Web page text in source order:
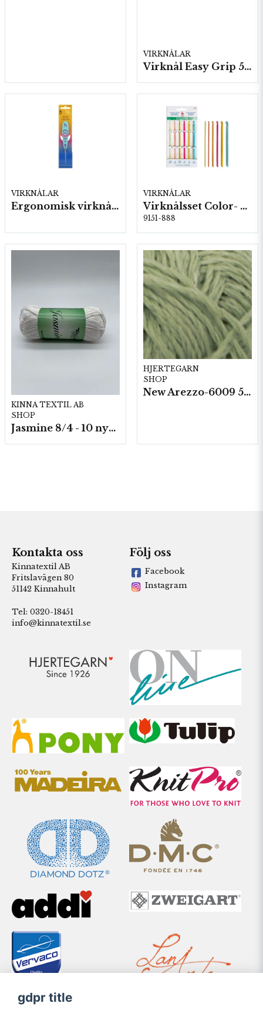
VIRKNÅLAR
Virknål Easy Grip 5 st/fp.
VIRKNÅLAR
Ergonomisk virknål 5 st/ FP, Stål
VIRKNÅLAR
Virknålsset Color- 6 st 2,0-6,0 5st/fp.
9151-888
KINNA TEXTIL AB
SHOP
Jasmine 8/4 - 10 nystan a50g./fp.
HJERTEGARN
SHOP
New Arezzo-6009 50g./nyst. 10 st/fp.
Kontakta oss
Kinnatextil AB
Fritslavägen 80
51142 Kinnahult
Tel: 0320-18451
info@kinnatextil.se
Följ oss
Facebook
Instagram
gdpr title